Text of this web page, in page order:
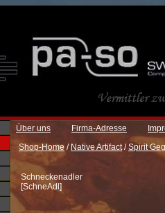
Über uns Firma-Adresse
Shop-Home / Native Artifact/Spirit
Schneckenadler
[SchneAdl ]